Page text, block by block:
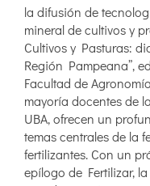
la difusión de
mineral de cultivos y
Cultivos y Pasturas:
Región Pampeana”,
Facultad de
mayoría docentes de
UBA, ofrecen un
temas centrales de la
fertilizantes. Con un
epílogo de Fertilizar,